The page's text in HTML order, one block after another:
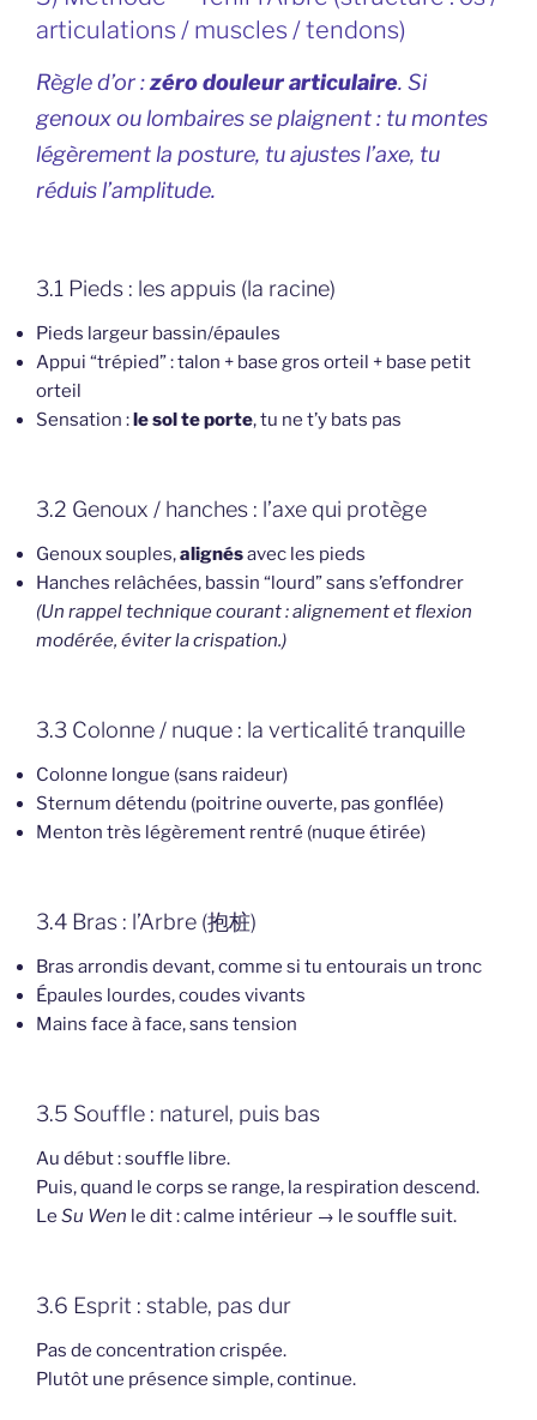
articulations / muscles / tendons)
Règle d’or :zéro douleur articulaire. Si
genoux ou lombaires se plaignent : tu montes
légèrement la posture, tu ajustes l’axe, tu
réduis l’amplitude.
3.1 Pieds : les appuis (la racine)
Pieds largeur bassin/épaules
Appui “trépied” : talon + base gros orteil + base petit
orteil
Sensation : le sol te porte, tu ne t’y bats pas
3.2 Genoux / hanches : l’axe qui protège
Genoux souples,alignésavec les pieds
Hanches relâchées, bassin “lourd” sans s’effondrer
(Un rappel technique courant : alignement et flexion
modérée, éviter la crispation.)
3.3 Colonne / nuque : la verticalité tranquille
Colonne longue (sans raideur)
Sternum détendu (poitrine ouverte, pas gonflée)
Menton très légèrement rentré (nuque étirée)
3.4 Bras : l’Arbre (抱桩)
Bras arrondis devant, comme si tu entourais un tronc
Épaules lourdes, coudes vivants
Mains face à face, sans tension
3.5 Souffle : naturel, puis bas
Au début : souffle libre.
Puis, quand le corps se range, la respiration descend.
Le Su Wen le dit : calme intérieur → le souffle suit.
3.6 Esprit : stable, pas dur
Pas de concentration crispée.
Plutôt une présence simple, continue.